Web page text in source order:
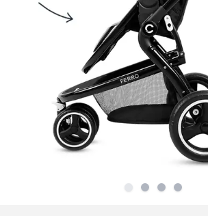
Slide 1
Slide 2
SlideSlide